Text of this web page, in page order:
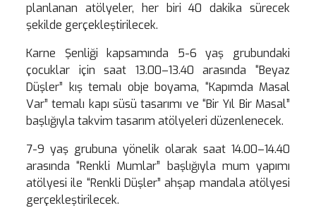
planlanan atölyeler, her biri 40 dakika sürecek
şekilde gerçekleştirilecek.
Karne Şenliği kapsamında 5-6 yaş grubundaki
çocuklar için saat 13.00–13.40 arasında “Beyaz
Düşler” kış temalı obje boyama, “Kapımda Masal
Var” temalı kapı süsü tasarımı ve “Bir Yıl Bir Masal”
başlığıyla takvim tasarım atölyeleri düzenlenecek.
7-9 yaş grubuna yönelik olarak saat 14.00–14.40
arasında “Renkli Mumlar” başlığıyla mum yapımı
atölyesi ile “Renkli Düşler” ahşap mandala atölyesi
gerçekleştirilecek.